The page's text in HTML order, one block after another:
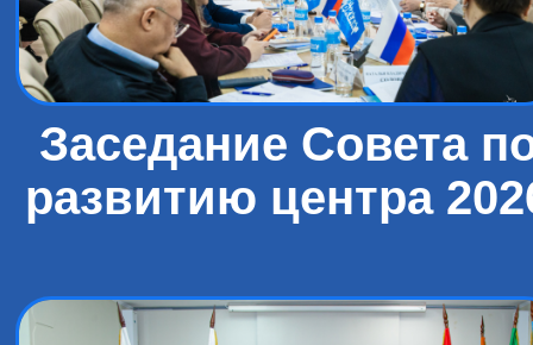
Заседание Совета
развитию центра